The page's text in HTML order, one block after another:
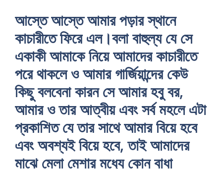
আস্তে আস্তে আমার পড়ার স্থানে
কাচারীতে ফিরে এল।বলা বাহুল্য যে সে
একাকী আমাকে নিয়ে আমাদের কাচারীতে
পরে থাকলে ও আমার গার্জিয়ান্দের কেউ
কিছু বলবেনা কারন সে আমার হবু বর,
আমার ও তার আত্বীয় এবং সর্ব মহলে এটা
প্রকাশিত যে তার সাথে আমার বিয়ে হবে
এবং অবশ্যই বিয়ে হবে, তাই আমাদের
মাঝে মেলা মেশার মধ্যে কোন বাধা